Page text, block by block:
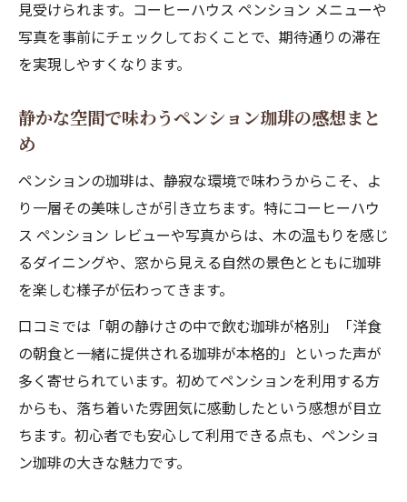
見受けられます。コーヒーハウス ペンション メニューや
写真を事前にチェックしておくことで、期待通りの滞在
を実現しやすくなります。
静かな空間で味わうペンション珈琲の感想まと
め
ペンションの珈琲は、静寂な環境で味わうからこそ、よ
り一層その美味しさが引き立ちます。特にコーヒーハウ
ス ペンション レビューや写真からは、木の温もりを感じ
るダイニングや、窓から見える自然の景色とともに珈琲
を楽しむ様子が伝わってきます。
口コミでは「朝の静けさの中で飲む珈琲が格別」「洋食
の朝食と一緒に提供される珈琲が本格的」といった声が
多く寄せられています。初めてペンションを利用する方
からも、落ち着いた雰囲気に感動したという感想が目立
ちます。初心者でも安心して利用できる点も、ペンショ
ン珈琲の大きな魅力です。